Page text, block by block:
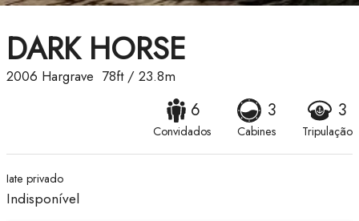
DARK HORSE
2006 Hargrave 78ft/ 23.8m
6
Convidados
3
Cabines
3
Tripulação
Iate privado
Indisponível